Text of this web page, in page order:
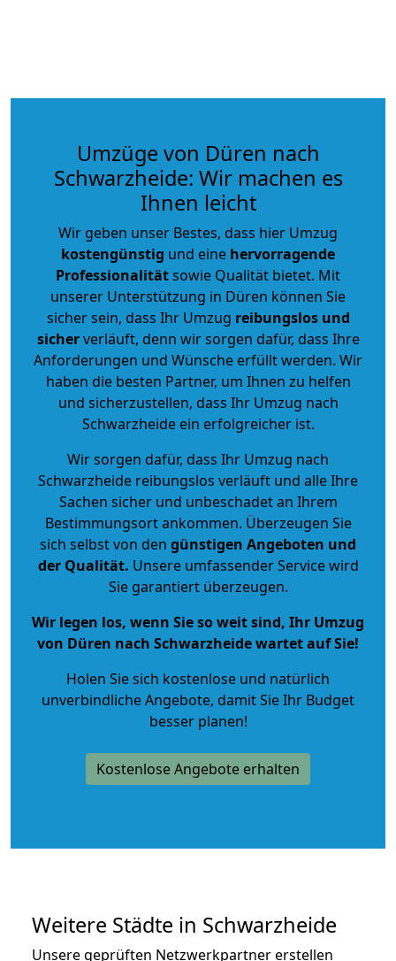
Umzüge von Düren nach
Schwarzheide: Wir machen es
Ihnen leicht
Wir geben unser Bestes, dass hier Umzug
kostengünstig und eine hervorragende
Professionalitätsowie Qualität bietet. Mit
unserer Unterstützung in Düren können Sie
sicher sein, dass Ihr Umzug reibungslos und
sicherverläuft, denn wir sorgen dafür, dass Ihre
Anforderungen und Wünsche erfüllt werden. Wir
haben die besten Partner, um Ihnen zu helfen
und sicherzustellen, dass Ihr Umzug nach
Schwarzheide ein erfolgreicher ist.
Wir sorgen dafür, dass Ihr Umzug nach
Schwarzheide reibungslos verläuft und alle Ihre
Sachen sicher und unbeschadet an Ihrem
Bestimmungsort ankommen. Überzeugen Sie
sich selbst von den günstigen Angeboten und
der Qualität. Unsere umfassender Service wird
Sie garantiert überzeugen.
Wir legen los, wenn Sie so weit sind, Ihr Umzug
von Düren nach Schwarzheide wartet auf Sie!
Holen Sie sich kostenlose und natürlich
unverbindliche Angebote, damit Sie Ihr Budget
besser planen!
Kostenlose Angebote erhalten
Weitere Städte in Schwarzheide
Unsere geprüften Netzwerkpartner erstellen